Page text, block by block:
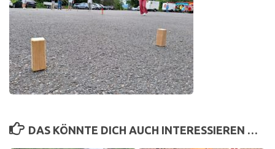
DAS KÖNNTE DICH AUCH INTERESSIEREN …